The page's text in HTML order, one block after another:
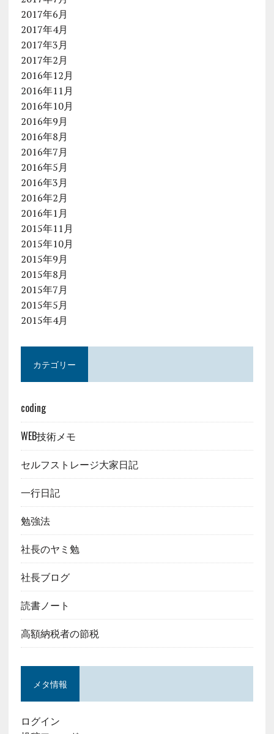
2017年6月
2017年4月
2017年3月
2017年2月
2016年12月
2016年11月
2016年10月
2016年9月
2016年8月
2016年7月
2016年5月
2016年3月
2016年2月
2016年1月
2015年11月
2015年10月
2015年9月
2015年8月
2015年7月
2015年5月
2015年4月
カテゴリー
coding
WEB技術メモ
セルフストレージ大家日記
一行日記
勉強法
社長のヤミ勉
社長ブログ
読書ノート
高額納税者の節税
メタ情報
ログイン